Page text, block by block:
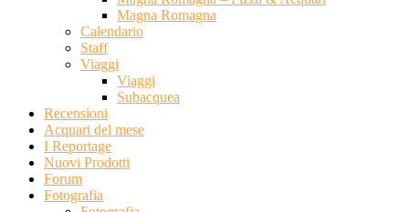
Magna Romagna
Calendario
Staff
Viaggi
Viaggi
Subacquea
Recensioni
Acquari del mese
I Reportage
Nuovi Prodotti
Forum
Fotografia